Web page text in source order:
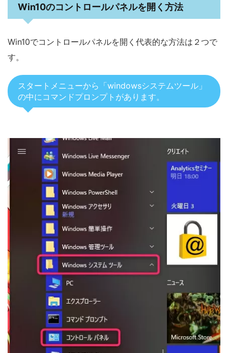
Win10のコントロールパネルを開く方法
Win10でコントロールパネルを開く代表的な方法は２つで
す。
スタートメニューから「windowsシステムツール」
の中にコマンドプロンプトがあります。